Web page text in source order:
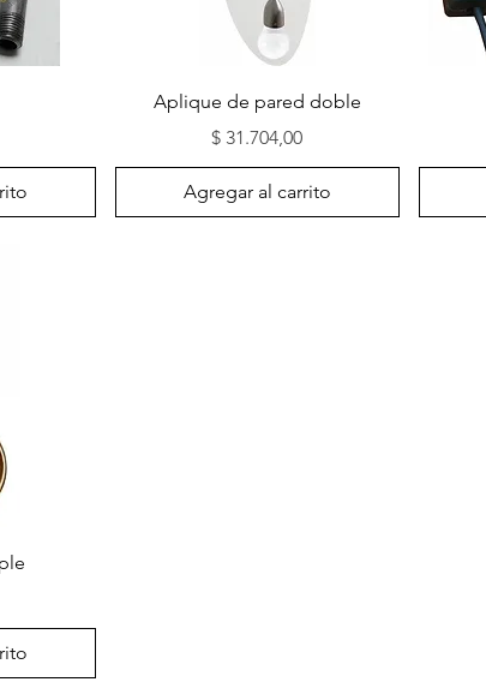
Vista rápida
Aplique de pared doble
Precio
$ 31.704,00
Agregar al carrito